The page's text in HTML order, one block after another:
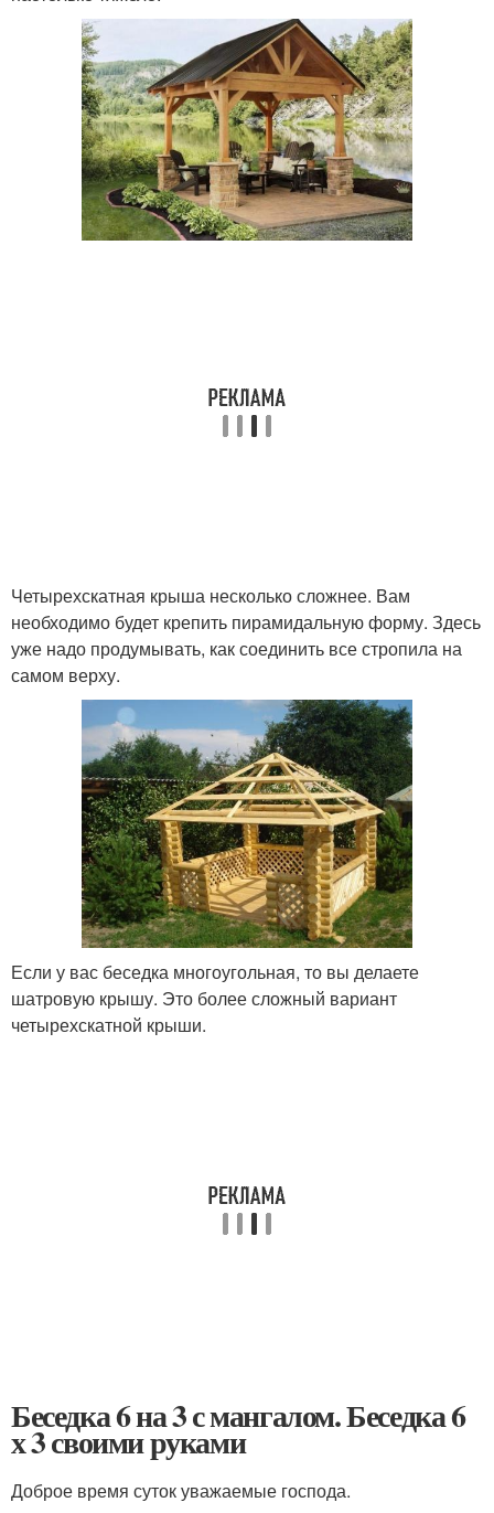
Четырехскатная крыша несколько сложнее. Вам
необходимо будет крепить пирамидальную форму. Здесь
уже надо продумывать, как соединить все стропила на
самом верху.
Если у вас беседка многоугольная, то вы делаете
шатровую крышу. Это более сложный вариант
четырехскатной крыши.
Беседка 6 на 3 с мангалом. Беседка 6
х 3 своими руками
Доброе время суток уважаемые господа.